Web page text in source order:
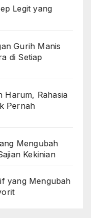
Legit yang
Gurih Manis
di Setiap
Harum, Rahasia
Pernah
Mengubah
Kekinian
yang Mengubah